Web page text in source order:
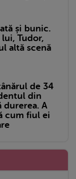
și bunic.
Tudor,
altă scenă
de 34
din
durerea. A
cum fiul ei